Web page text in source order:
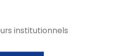
institutionnels